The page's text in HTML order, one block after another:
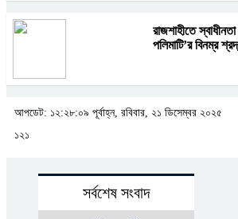
রাজশাহীতে
পলিমাটি’র বিনম্র
আপডেট: ১২:২৮:০৯ পূর্বাহ্ন, রবিবার, ২১ ডিসেম্বর ২০২৫
১২১
সর্বশেষ সংবাদ